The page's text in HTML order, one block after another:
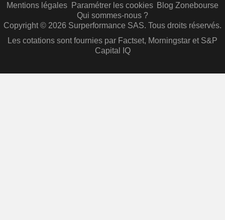
Mentions légales Paramétrer les cookies Blog Zonebourse
Qui sommes-nous ?
Copyright © 2026 Surperformance SAS. Tous droits réservés.
Les cotations sont fournies par Factset, Morningstar et S&P
Capital IQ